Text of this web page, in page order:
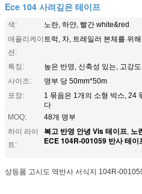
Ece 104 사려깊은 테이프
색:
노란, 하얀, 빨간 white&red
애플리케이
션:
트럭, 차, 트레일러 본체를 위해
특징:
높은 반영, 신축성 있는, 고강
사이즈:
명부 당 50mm*50m
포장:
1 묶음은 1개의 소형 박스, 24
다
MOQ:
48개 명부
하이 라이
트:
복고 반영 안녕 Vis 테이프, 노
ECE 104R-001059 반사 테이
상등품 고시도 역반사 서식지 104R-